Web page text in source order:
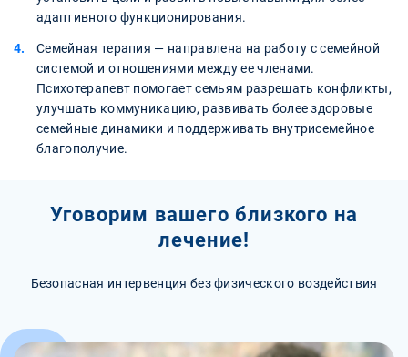
адаптивного функционирования.
Семейная терапия — направлена на работу с семейной
системой и отношениями между ее членами.
Психотерапевт помогает семьям разрешать конфликты,
улучшать коммуникацию, развивать более здоровые
семейные динамики и поддерживать внутрисемейное
благополучие.
Уговорим вашего близкого на
лечение!
Безопасная интервенция без физического воздействия